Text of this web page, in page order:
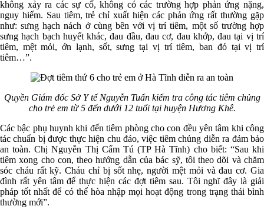
không xảy ra các sự cố, không có các trường hợp phản ứng nặng,
nguy hiểm. Sau tiêm, trẻ chỉ xuất hiện các phản ứng rất thường gặp
như: sưng hạch nách ở cùng bên với vị trí tiêm, một số trường hợp
sưng hạch bạch huyết khác, đau đầu, đau cơ, đau khớp, đau tại vị trí
tiêm, mệt mỏi, ớn lạnh, sốt, sưng tại vị trí tiêm, ban đỏ tại vị trí
tiêm…”.
Quyền Giám đốc Sở Y tế Nguyễn Tuấn kiểm tra công tác tiêm chủng
cho trẻ em từ 5 đến dưới 12 tuổi tại huyện Hương Khê.
Các bậc phụ huynh khi đến tiêm phòng cho con đều yên tâm khi công
tác chuẩn bị được thực hiện chu đáo, việc tiêm chủng diễn ra đảm bảo
an toàn. Chị Nguyễn Thị Cẩm Tú (TP Hà Tĩnh) cho biết: “Sau khi
tiêm xong cho con, theo hướng dẫn của bác sỹ, tôi theo dõi và chăm
sóc cháu rất kỹ. Cháu chỉ bị sốt nhẹ, người mệt mỏi và đau cơ. Gia
đình rất yên tâm để thực hiện các đợt tiêm sau. Tôi nghĩ đây là giải
pháp tốt nhất để có thể hòa nhập mọi hoạt động trong trạng thái bình
thường mới”.